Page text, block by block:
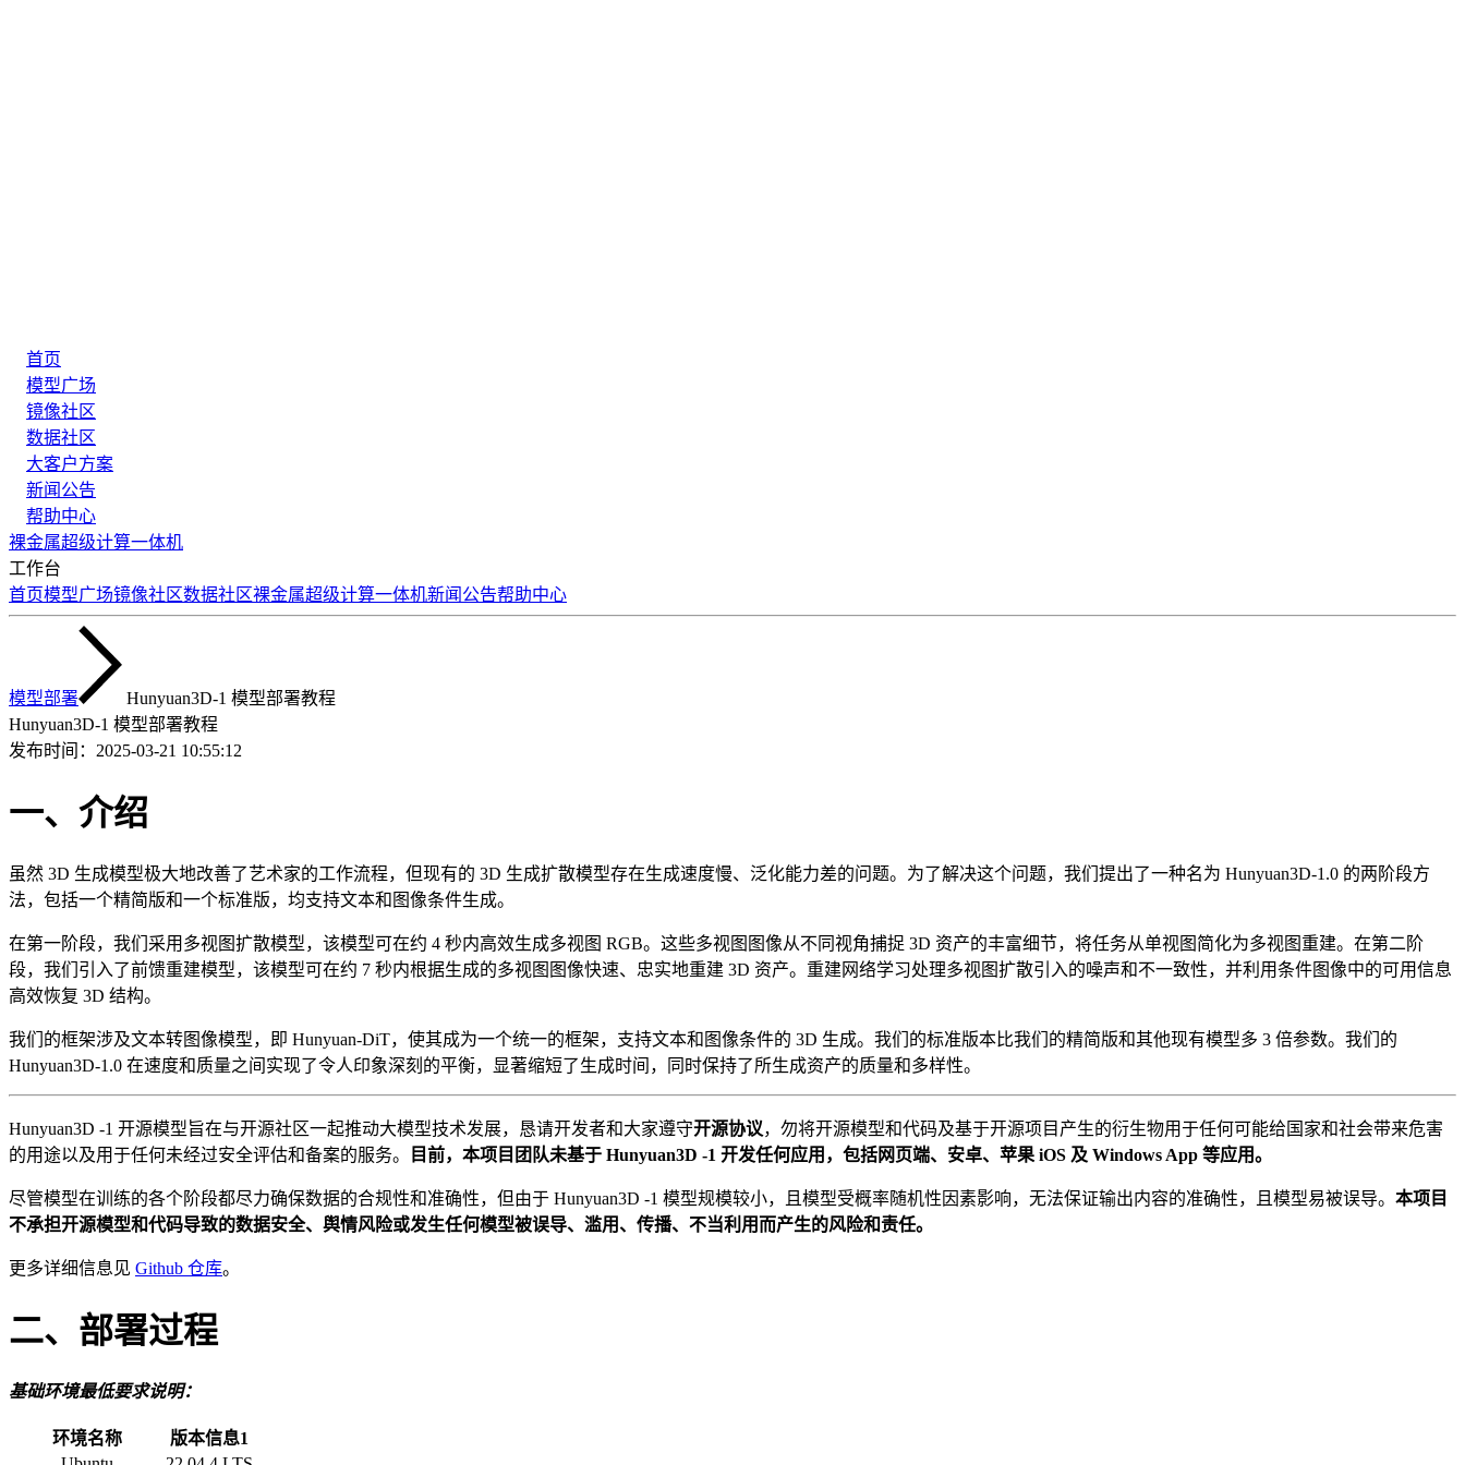
首页
模型广场
镜像社区
数据社区
大客户方案
新闻公告
帮助中心
裸金属超级计算一体机
工作台
首页模型广场镜像社区数据社区裸金属超级计算一体机新闻公告帮助中心
模型部署
Hunyuan3D-1 模型部署教程
Hunyuan3D-1 模型部署教程
发布时间： 2025-03-21 10:55:12
一、介绍
虽然 3D 生成模型极大地改善了艺术家的工作流程，但现有的 3D 生成扩散模型存在生成速度慢、泛化能力差的问题。为了解决这个问题，我们提出了一种名为 Hunyuan3D-1.0 的两阶段方
法，包括一个精简版和一个标准版，均支持文本和图像条件生成。
在第一阶段，我们采用多视图扩散模型，该模型可在约 4 秒内高效生成多视图 RGB。这些多视图图像从不同视角捕捉 3D 资产的丰富细节，将任务从单视图简化为多视图重建。在第二阶
段，我们引入了前馈重建模型，该模型可在约 7 秒内根据生成的多视图图像快速、忠实地重建 3D 资产。重建网络学习处理多视图扩散引入的噪声和不一致性，并利用条件图像中的可用信息
高效恢复 3D 结构。
我们的框架涉及文本转图像模型，即 Hunyuan-DiT，使其成为一个统一的框架，支持文本和图像条件的 3D 生成。我们的标准版本比我们的精简版和其他现有模型多 3 倍参数。我们的
Hunyuan3D-1.0 在速度和质量之间实现了令人印象深刻的平衡，显著缩短了生成时间，同时保持了所生成资产的质量和多样性。
Hunyuan3D -1 开源模型旨在与开源社区一起推动大模型技术发展，恳请开发者和大家遵守开源协议，勿将开源模型和代码及基于开源项目产生的衍生物用于任何可能给国家和社会带来危害
的用途以及用于任何未经过安全评估和备案的服务。
目前，本项目团队未基于 Hunyuan3D -1 开发任何应用，包括网页端、安卓、苹果 iOS 及 Windows App 等应用。
尽管模型在训练的各个阶段都尽力确保数据的合规性和准确性，但由于 Hunyuan3D -1 模型规模较小，且模型受概率随机性因素影响，无法保证输出内容的准确性，且模型易被误导。 本项目
不承担开源模型和代码导致的数据安全、舆情风险或发生任何模型被误导、滥用、传播、不当利用而产生的风险和责任。
更多详细信息见 Github 仓库。
二、部署过程
基础环境最低要求说明：
环境名称
版本信息1